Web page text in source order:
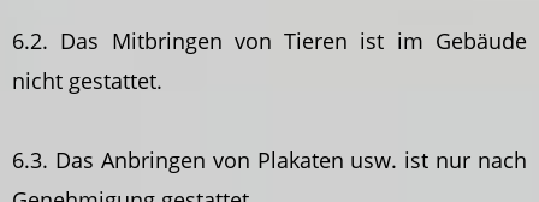
6.2. Das Mitbringen von Tieren ist im Gebäude
nicht gestattet.
6.3. Das Anbringen von Plakaten usw. ist nur nach